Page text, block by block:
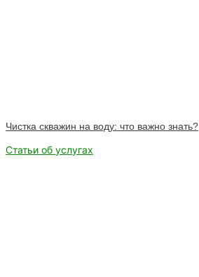
Чистка скважин на воду: что важно знать?
Статьи об услугах